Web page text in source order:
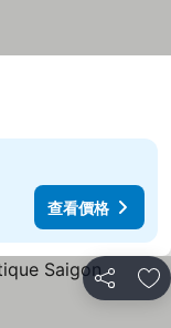
查看價格
分享 加